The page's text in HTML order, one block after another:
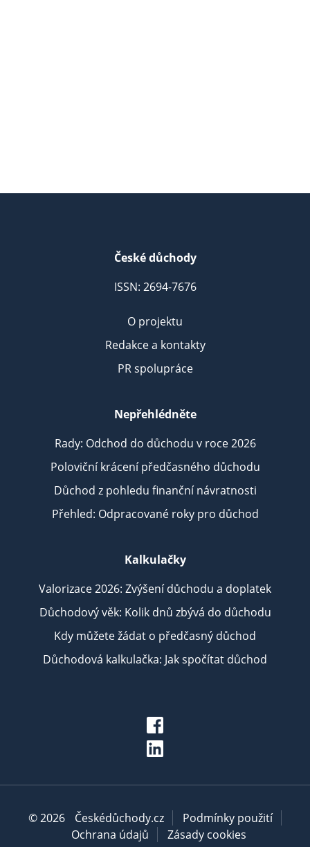
České důchody
ISSN: 2694-7676
O projektu
Redakce a kontakty
PR spolupráce
Nepřehlédněte
Rady: Odchod do důchodu v roce 2026
Poloviční krácení předčasného důchodu
Důchod z pohledu finanční návratnosti
Přehled: Odpracované roky pro důchod
Kalkulačky
Valorizace 2026: Zvýšení důchodu a doplatek
Důchodový věk: Kolik dnů zbývá do důchodu
Kdy můžete žádat o předčasný důchod
Důchodová kalkulačka: Jak spočítat důchod
© 2026 Českédůchody.cz
Podmínky použití
Ochrana údajů
Zásady cookies